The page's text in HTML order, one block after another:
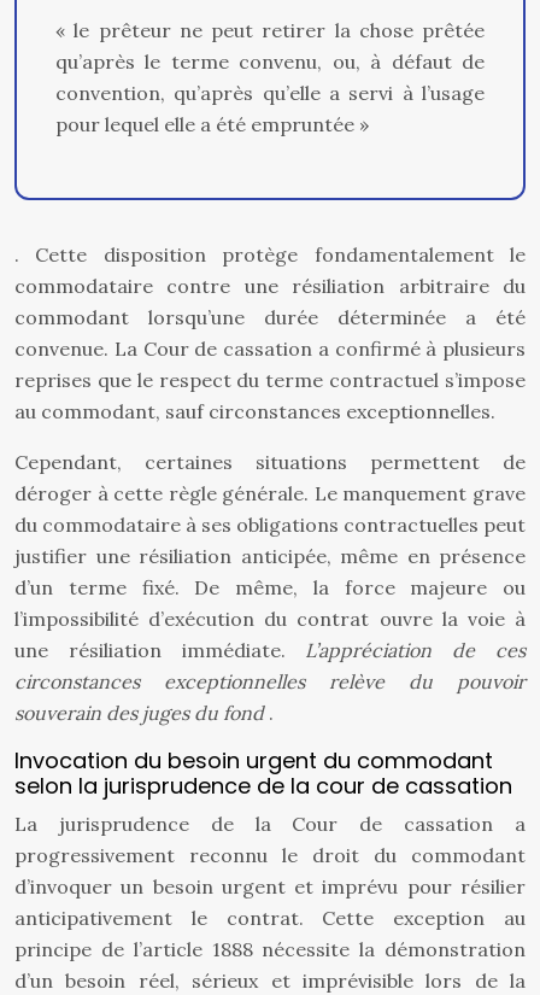
« le prêteur ne peut retirer la chose prêtée
qu’après le terme convenu, ou, à défaut de
convention, qu’après qu’elle a servi à l’usage
pour lequel elle a été empruntée »
. Cette disposition protège fondamentalement le
commodataire contre une résiliation arbitraire du
commodant lorsqu’une durée déterminée a été
convenue. La Cour de cassation a confirmé à plusieurs
reprises que le respect du terme contractuel s’impose
au commodant, sauf circonstances exceptionnelles.
Cependant, certaines situations permettent de
déroger à cette règle générale. Le manquement grave
du commodataire à ses obligations contractuelles peut
justifier une résiliation anticipée, même en présence
d’un terme fixé. De même, la force majeure ou
l’impossibilité d’exécution du contrat ouvre la voie à
une résiliation immédiate. L’appréciation de ces
circonstances exceptionnelles relève du pouvoir
souverain des juges du fond .
Invocation du besoin urgent du commodant
selon la jurisprudence de la cour de cassation
La jurisprudence de la Cour de cassation a
progressivement reconnu le droit du commodant
d’invoquer un besoin urgent et imprévu pour résilier
anticipativement le contrat. Cette exception au
principe de l’article 1888 nécessite la démonstration
d’un besoin réel, sérieux et imprévisible lors de la